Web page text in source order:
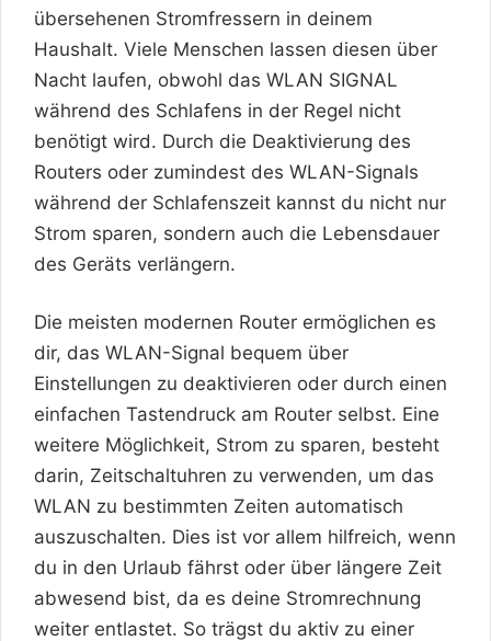
übersehenen Stromfressern in deinem
Haushalt. Viele Menschen lassen diesen über
Nacht laufen, obwohl das WLAN SIGNAL
während des Schlafens in der Regel nicht
benötigt wird. Durch die Deaktivierung des
Routers oder zumindest des WLAN-Signals
während der Schlafenszeit kannst du nicht nur
Strom sparen, sondern auch die Lebensdauer
des Geräts verlängern.
Die meisten modernen Router ermöglichen es
dir, das WLAN-Signal bequem über
Einstellungen zu deaktivieren oder durch einen
einfachen Tastendruck am Router selbst. Eine
weitere Möglichkeit, Strom zu sparen, besteht
darin, Zeitschaltuhren zu verwenden, um das
WLAN zu bestimmten Zeiten automatisch
auszuschalten. Dies ist vor allem hilfreich, wenn
du in den Urlaub fährst oder über längere Zeit
abwesend bist, da es deine Stromrechnung
weiter entlastet. So trägst du aktiv zu einer